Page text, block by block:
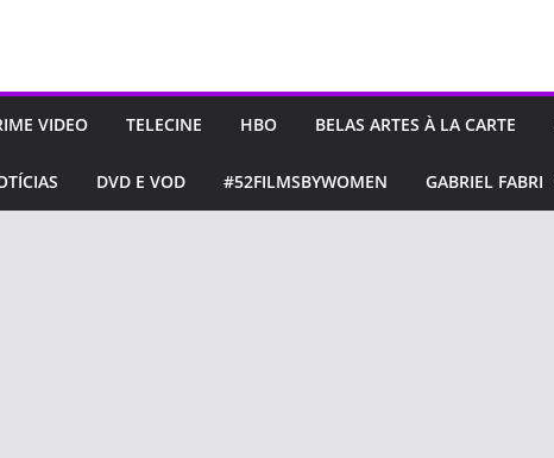
VIDEO TELECINE HBO BELAS ARTES À LA CARTE
DVD E VOD #52FILMSBYWOMEN GABRIEL FABRI